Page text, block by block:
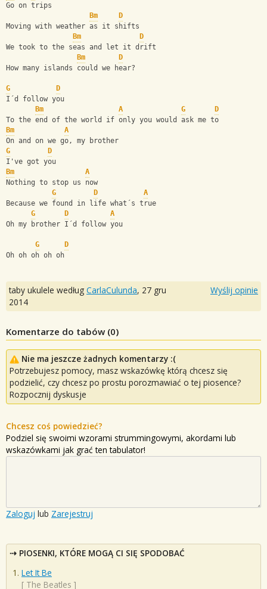
Go on trips
Bm
D
Moving with weather as it shifts
Bm
D
We took to the seas and let it drift
Bm
D
How many islands could we hear?
G
D
I´d follow you
Bm
A G
D
To the end of the world if only you would ask me to
Bm
A
On and on we go, my brother
G
D
I've got you
Bm
A
Nothing to stop us now
G
D
A
Because we found in life what´s true
G
D
A
Oh my brother I´d follow you
G
D
Oh oh oh oh oh
taby ukulele według CarlaCulunda, 27 gru
2014
Wyślij opinie
Komentarze do tabów (0)
Nie ma jeszcze żadnych komentarzy :(
Potrzebujesz pomocy, masz wskazówkę którą chcesz się
podzielić, czy chcesz po prostu porozmawiać o tej piosence?
Rozpocznij dyskusje
Chcesz coś powiedzieć?
Podziel się swoimi wzorami strummingowymi, akordami lub
wskazówkami jak grać ten tabulator!
Zaloguj lub Zarejestruj
PIOSENKI, KTÓRE MOGĄ CI SIĘ SPODOBAĆ
Let It Be
[ The Beatles ]